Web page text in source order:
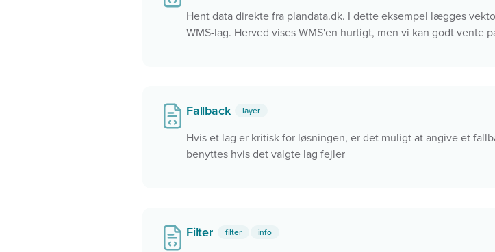
Hent data direkte fra plandata.dk. I dette eksempel lægges
WMS-lag. Herved vises WMS'en hurtigt, men vi kan godt vente
Fallback layer
Hvis et lag er kritisk for løsningen, er det muligt at angive et
benyttes hvis det valgte lag fejler
Filter filter info